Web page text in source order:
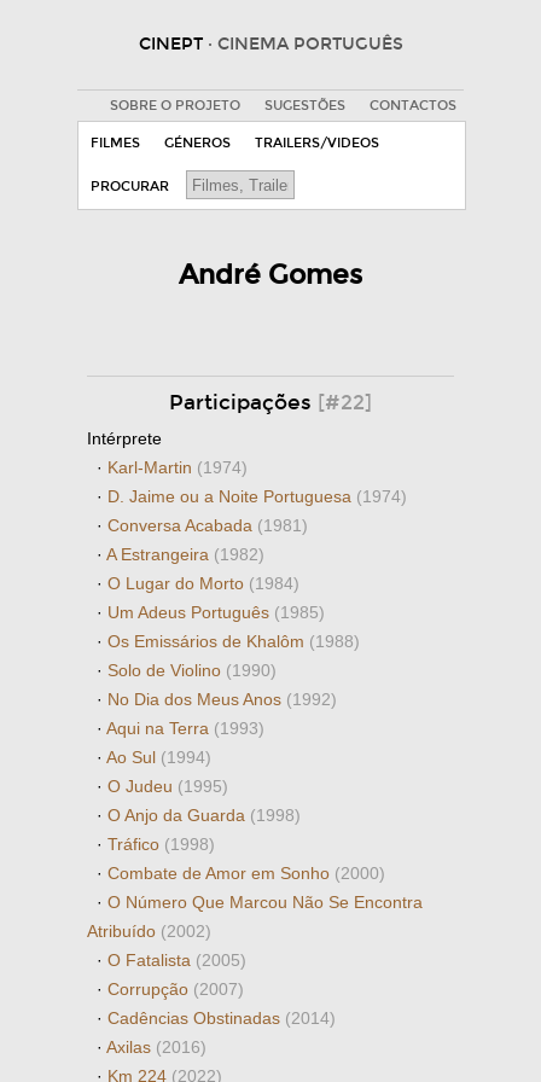
CINEPT · CINEMA PORTUGUÊS
SOBRE O PROJETO SUGESTÕES CONTACTOS
FILMES GÉNEROS TRAILERS/VIDEOS
PROCURAR
André Gomes
Participações [#22]
Intérprete
· Karl-Martin (1974)
· D. Jaime ou a Noite Portuguesa (1974)
· Conversa Acabada (1981)
· A Estrangeira (1982)
· O Lugar do Morto (1984)
· Um Adeus Português (1985)
· Os Emissários de Khalôm (1988)
· Solo de Violino (1990)
· No Dia dos Meus Anos (1992)
· Aqui na Terra (1993)
· Ao Sul (1994)
· O Judeu (1995)
· O Anjo da Guarda (1998)
· Tráfico (1998)
· Combate de Amor em Sonho (2000)
· O Número Que Marcou Não Se Encontra
Atribuído (2002)
· O Fatalista (2005)
· Corrupção (2007)
· Cadências Obstinadas (2014)
· Axilas (2016)
· Km 224 (2022)